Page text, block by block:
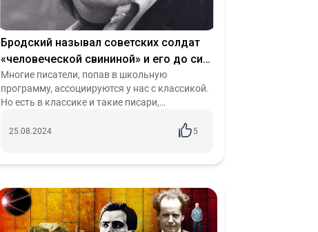
Бродский называл советских солдат
«человеческой свининой» и его до сих
пор изучают в школе?
Многие писатели, попав в школьную
программу, ассоциируются у нас с классикой.
Но есть в классике и такие писари,
вопросов. Например, кто таких писарей
25.08.2024 5